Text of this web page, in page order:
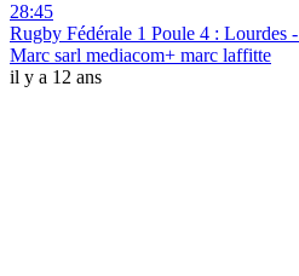
28:45
Rugby Fédérale 1 Poule 4 : Lourdes
Marc sarl mediacom+ marc laffitte
il y a 12 ans